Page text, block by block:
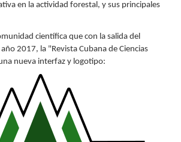
en la actividad forestal, y sus principales
científica que con la salida del
2017, la "Revista Cubana de Ciencias
nueva interfaz y logotipo: